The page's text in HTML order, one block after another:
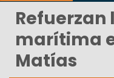
marítima
Matías